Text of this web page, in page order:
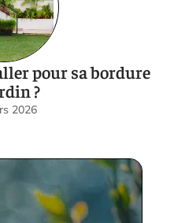
pour sa bordure
?
2026